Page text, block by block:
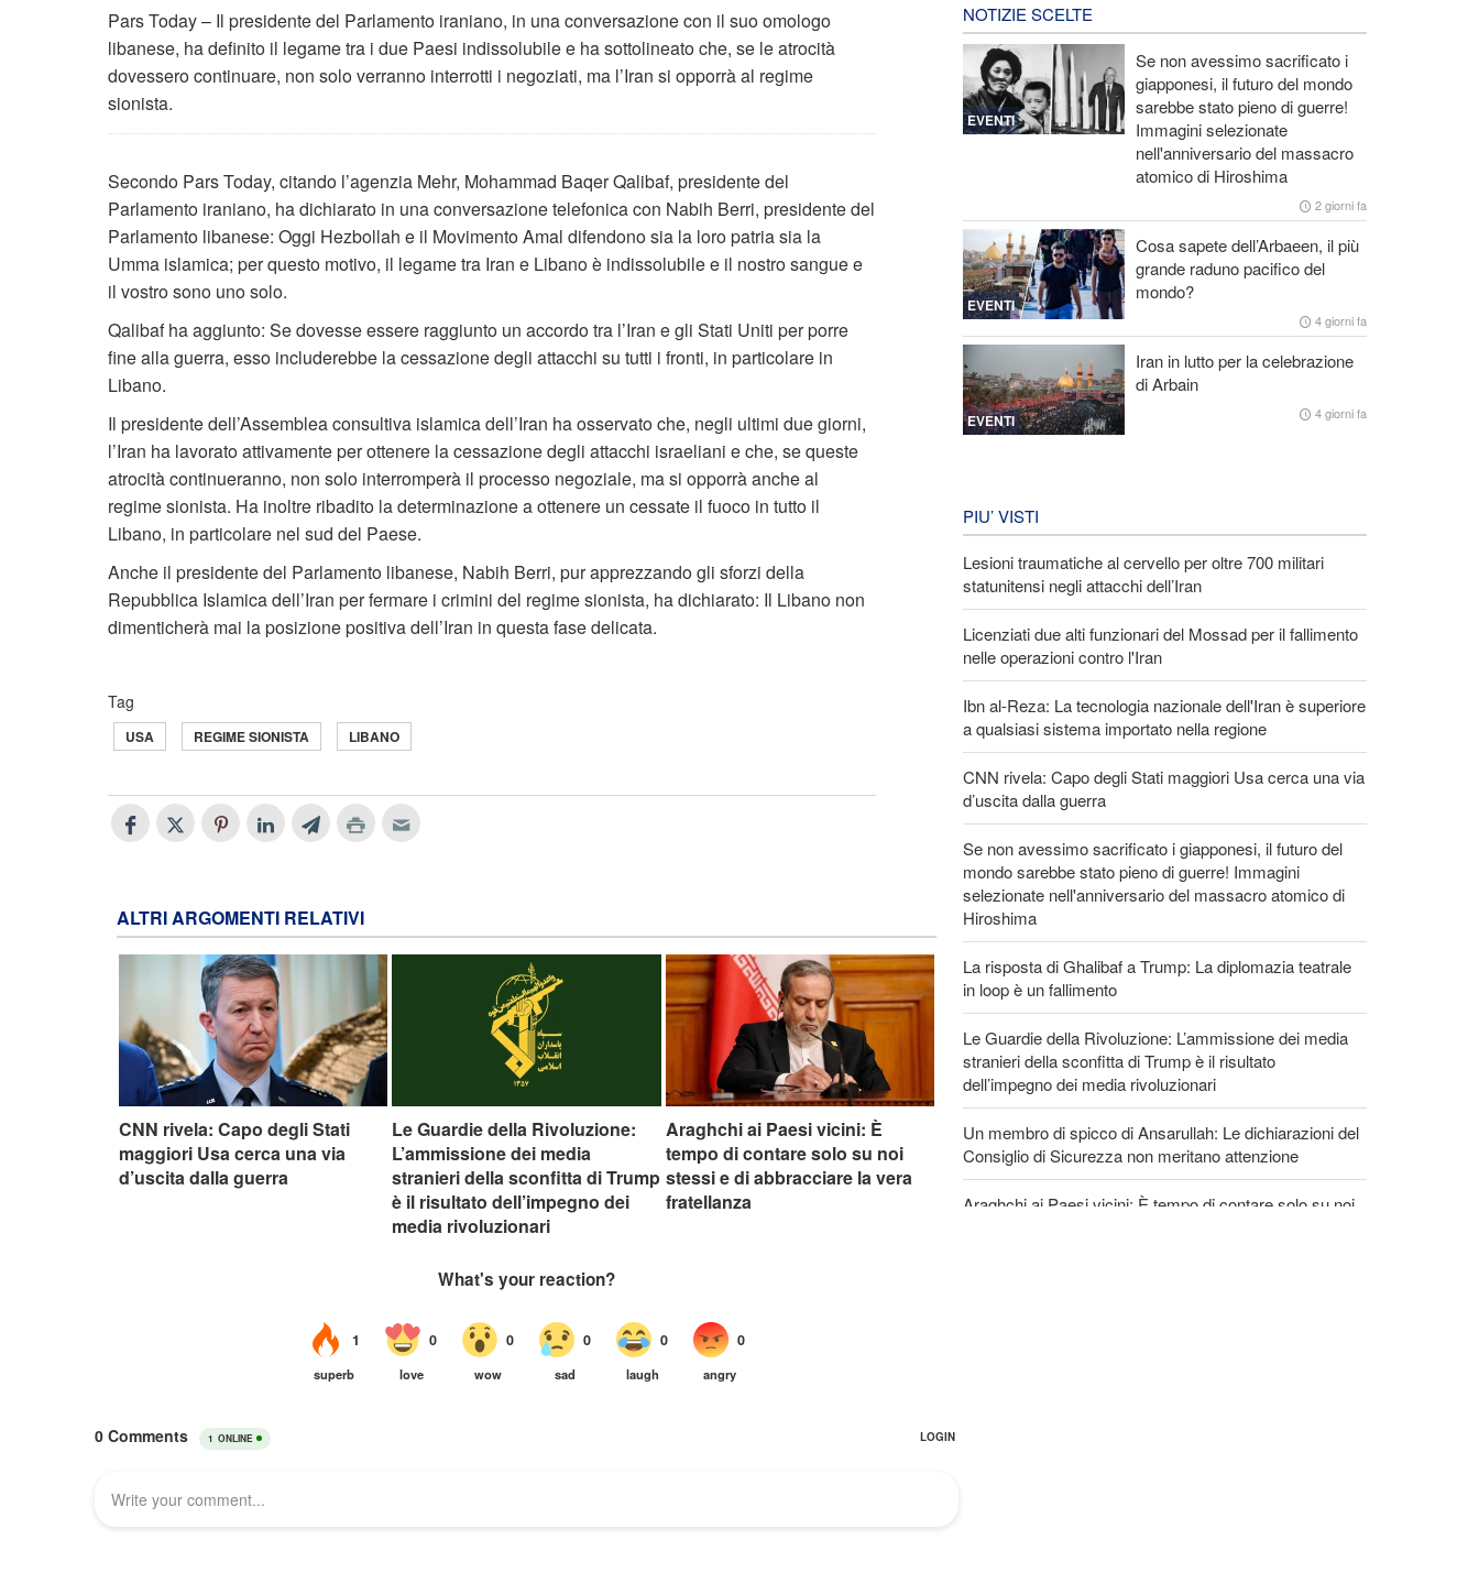
Pars Today – Il presidente del Parlamento iraniano, in una conversazione con il suo omologo
libanese, ha definito il legame tra i due Paesi indissolubile e ha sottolineato che, se le atrocità
dovessero continuare, non solo verranno interrotti i negoziati, ma l’Iran si opporrà al regime
sionista.
Secondo Pars Today, citando l’agenzia Mehr, Mohammad Baqer Qalibaf, presidente del
Parlamento iraniano, ha dichiarato in una conversazione telefonica con Nabih Berri, presidente del
Parlamento libanese: Oggi Hezbollah e il Movimento Amal difendono sia la loro patria sia la
Umma islamica; per questo motivo, il legame tra Iran e Libano è indissolubile e il nostro sangue e
il vostro sono uno solo.
Qalibaf ha aggiunto: Se dovesse essere raggiunto un accordo tra l’Iran e gli Stati Uniti per porre
fine alla guerra, esso includerebbe la cessazione degli attacchi su tutti i fronti, in particolare in
Libano.
Il presidente dell’Assemblea consultiva islamica dell’Iran ha osservato che, negli ultimi due giorni,
l’Iran ha lavorato attivamente per ottenere la cessazione degli attacchi israeliani e che, se queste
atrocità continueranno, non solo interromperà il processo negoziale, ma si opporrà anche al
regime sionista. Ha inoltre ribadito la determinazione a ottenere un cessate il fuoco in tutto il
Libano, in particolare nel sud del Paese.
Anche il presidente del Parlamento libanese, Nabih Berri, pur apprezzando gli sforzi della
Repubblica Islamica dell’Iran per fermare i crimini del regime sionista, ha dichiarato: Il Libano non
dimenticherà mai la posizione positiva dell’Iran in questa fase delicata.
Tag
USA REGIME SIONISTA LIBANO
ALTRI ARGOMENTI RELATIVI
CNN rivela: Capo degli Stati
maggiori Usa cerca una via
d’uscita dalla guerra
Le Guardie della Rivoluzione:
L’ammissione dei media
stranieri della sconfitta di Trump
è il risultato dell’impegno dei
media rivoluzionari
Araghchi ai Paesi vicini: È
tempo di contare solo su noi
stessi e di abbracciare la vera
fratellanza
NOTIZIE SCELTE
EVENTI
Se non avessimo sacrificato i
giapponesi, il futuro del mondo
sarebbe stato pieno di guerre!
Immagini selezionate
nell'anniversario del massacro
atomico di Hiroshima
2 giorni fa
EVENTI
Cosa sapete dell’Arbaeen, il più
grande raduno pacifico del
mondo?
4 giorni fa
EVENTI
Iran in lutto per la celebrazione
di Arbain
4 giorni fa
PIU’ VISTI
Lesioni traumatiche al cervello per oltre 700 militari
statunitensi negli attacchi dell’Iran
Licenziati due alti funzionari del Mossad per il fallimento
nelle operazioni contro l'Iran
Ibn al-Reza: La tecnologia nazionale dell'Iran è superiore
a qualsiasi sistema importato nella regione
CNN rivela: Capo degli Stati maggiori Usa cerca una via
d’uscita dalla guerra
Se non avessimo sacrificato i giapponesi, il futuro del
mondo sarebbe stato pieno di guerre! Immagini
selezionate nell'anniversario del massacro atomico di
Hiroshima
La risposta di Ghalibaf a Trump: La diplomazia teatrale
in loop è un fallimento
Le Guardie della Rivoluzione: L’ammissione dei media
stranieri della sconfitta di Trump è il risultato
dell’impegno dei media rivoluzionari
Un membro di spicco di Ansarullah: Le dichiarazioni del
Consiglio di Sicurezza non meritano attenzione
Araghchi ai Paesi vicini: È tempo di contare solo su noi